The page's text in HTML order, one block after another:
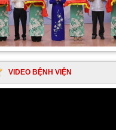
VIDEO BỆNH VIỆN